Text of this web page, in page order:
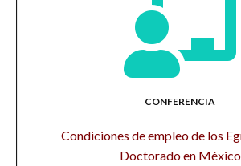
CONFERENCIA
Condiciones de empleo de los
Doctorado en México